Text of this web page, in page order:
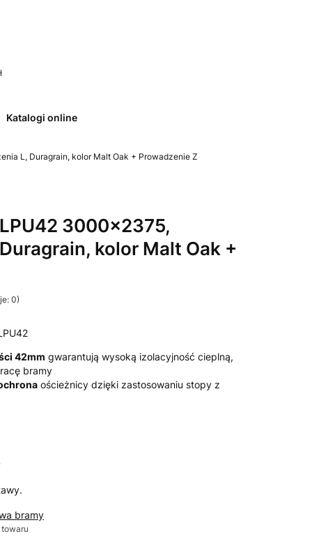
Zobacz szczegóły
Katalogi online
L, Duragrain, kolor Malt Oak + Prowadzenie Z
3000x2375,
kolor Malt Oak +
0)
42mm gwarantują wysoką izolacyjność cieplną,
bramy
ościeżnicy dzięki zastosowaniu stopy z
bramy